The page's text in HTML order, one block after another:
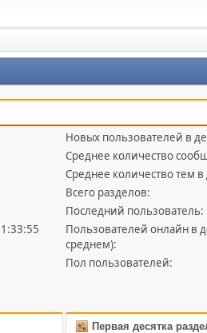
Новых пользователей в
Среднее количество
Среднее количество тем в
Всего разделов:
Последний пользователь:
Пользователей онлайн в
среднем):
Пол пользователей:
Первая десятка